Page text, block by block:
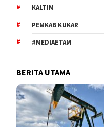
KALTIM
PEMKAB KUKAR
#MEDIAETAM
BERITA UTAMA